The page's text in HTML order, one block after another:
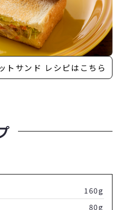
トサンド レシピはこちら
160g
80g